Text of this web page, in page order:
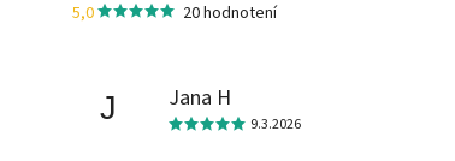
5,0 20 hodnotení
J Jana H
9.3.2026